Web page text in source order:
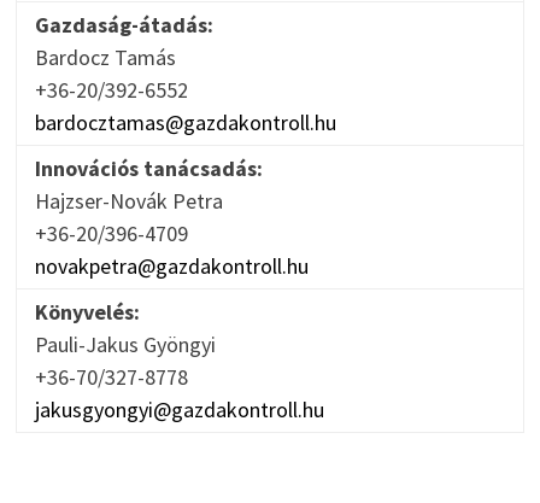
Gazdaság-átadás:
Bardocz Tamás
+36-20/392-6552
bardocztamas@gazdakontroll.hu
Innovációs tanácsadás:
Hajzser-Novák Petra
+36-20/396-4709
novakpetra@gazdakontroll.hu
Könyvelés:
Pauli-Jakus Gyöngyi
+36-70/327-8778
jakusgyongyi@gazdakontroll.hu